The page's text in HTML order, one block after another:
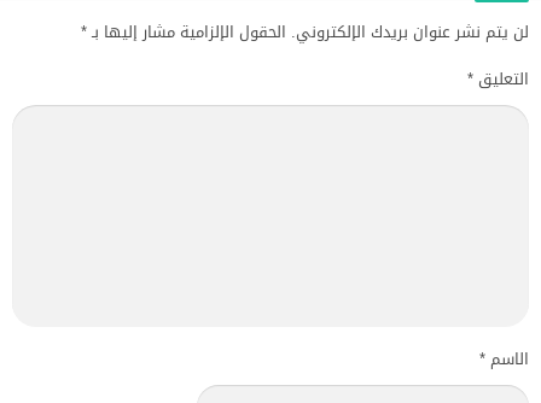
لن يتم نشر عنوان بريدك الإلكتروني. الحقول الإلزامية مشار إليها بـ*
التعليق *
الاسم*